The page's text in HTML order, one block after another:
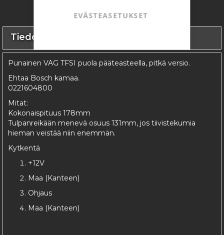
EVÄSTEASETUKSET
Tiedot
Punainen VAG TFSI puola pääteasteella, pitkä versio.
Ehtaa Bosch kamaa.
0221604800
Mitat:
Kokonaispituus 178mm
Tulpanreikään menevä osuus 131mm, jos tiivistekumia
hieman veistää niin enemmän.
Kytkentä
+12V
Maa (Kanteen)
Ohjaus
Maa (Kanteen)